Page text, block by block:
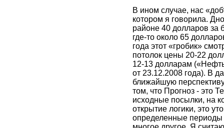
В ином случае, нас
котором я говорила.
районе 40 долларов за
где-то около 65
года этот «гробик»
потолок цены 20-22
12-13 долларам
от 23.12.2008 года). В
ближайшую
том, что Прогноз - это
исходные посылки, на
открытие логики, это
определенные периоды